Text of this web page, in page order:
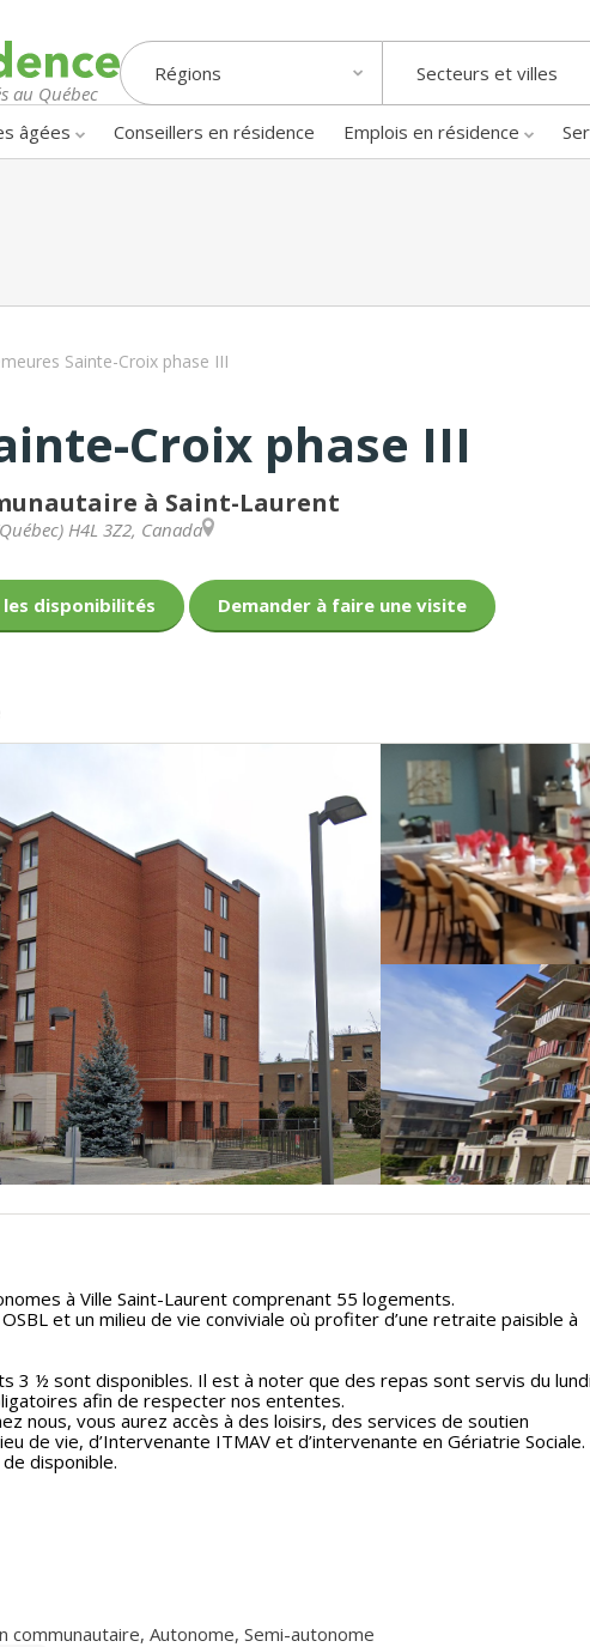
au Québec
Régions Secteurs et villes
âgées Conseillers en résidence Emplois en résidence
Sainte-Croix phase III
Croix phase III
à Saint-Laurent
Québec) H4L 3Z2, Canada
disponibilités Demander à faire une visite
à Ville Saint-Laurent comprenant 55 logements.
et un milieu de vie conviviale où profiter d’une retraite paisible à
3 ½ sont disponibles. Il est à noter que des repas sont servis du lundi
afin de respecter nos ententes.
nous, vous aurez accès à des loisirs, des services de soutien
de vie, d’Intervenante ITMAV et d’intervenante en Gériatrie Sociale.
disponible.
communautaire, Autonome, Semi-autonome